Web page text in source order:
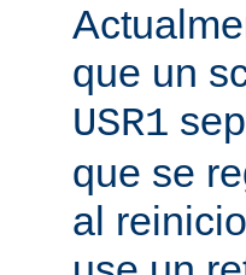
que un
USR1
que se
al